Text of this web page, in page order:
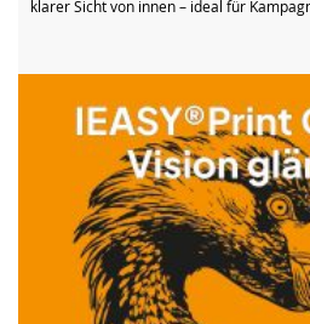
klarer Sicht von innen – ideal für